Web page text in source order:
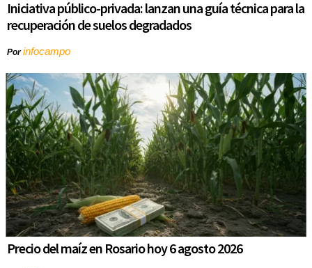
Iniciativa público-privada: lanzan una guía técnica para la
recuperación de suelos degradados
Porinfocampo
Precio del maíz en Rosario hoy 6 agosto 2026